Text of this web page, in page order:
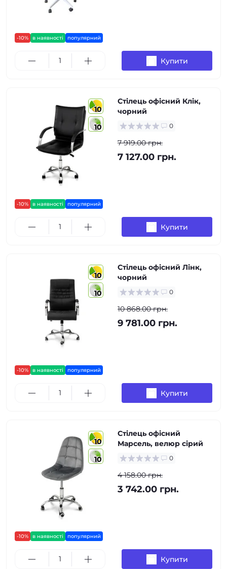
-10% в наявності популярний
Купити
10
10
-10% в наявності популярний
Стілець офісний Клік,
чорний
0
7 919.00 грн.
7 127.00 грн.
Купити
10
10
-10% в наявності популярний
Стілець офісний Лінк,
чорний
0
10 868.00 грн.
9 781.00 грн.
Купити
10
10
-10% в наявності популярний
Стілець офісний
Марсель, велюр сірий
0
4 158.00 грн.
3 742.00 грн.
Купити